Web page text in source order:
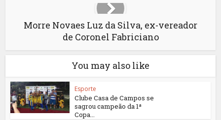
Morre Novaes Luz da Silva, ex-vereador
de Coronel Fabriciano
You may also like
Esporte
Clube Casa de Campos se
sagrou campeão da 1ª
Copa...